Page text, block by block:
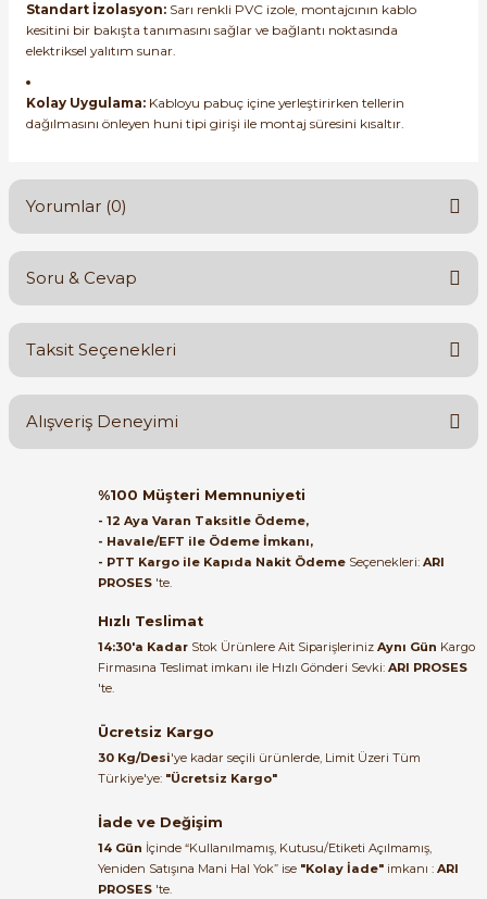
Standart İzolasyon: Sarı renkli PVC izole, montajcının kablo
kesitini bir bakışta tanımasını sağlar ve bağlantı noktasında
elektriksel yalıtım sunar.
Kolay Uygulama: Kabloyu pabuç içine yerleştirirken tellerin
dağılmasını önleyen huni tipi girişi ile montaj süresini kısaltır.
Yorumlar (0)
Bu ürüne ilk yorumu siz yapın!
Soru & Cevap
Ürün hakkında henüz soru sorulmamış.
Taksit Seçenekleri
Alışveriş Deneyimi
Orijinal kutusuyla ertesi gün
ulaştı elimize. Teşekkürler.
B... A... | 27/06/2026
bundan mehmet bey ilgi ve
alakası için teşekkür ederim
muhammed demirci |
Ürün elime eksiksiz ve hasarsız
ulaştı. Paketleme özenliydi,
Kemal Toktaş | 20/06/2026
%100 Müşteri Memnuniyeti
- 12 Aya Varan Taksitle Ödeme,
- Havale/EFT ile Ödeme İmkanı,
- PTT Kargo ile Kapıda Nakit Ödeme Seçenekleri: ARI
PROSES 'te.
Hızlı Teslimat
14:30'a Kadar Stok Ürünlere Ait Siparişleriniz Aynı Gün Kargo
Firmasına Teslimat imkanı ile Hızlı Gönderi Sevki: ARI PROSES
'te.
Ücretsiz Kargo
30 Kg/Desi'ye kadar seçili ürünlerde, Limit Üzeri Tüm
Türkiye'ye: "Ücretsiz Kargo"
İade ve Değişim
14 Gün İçinde “Kullanılmamış, Kutusu/Etiketi Açılmamış,
Yeniden Satışına Mani Hal Yok” ise "Kolay İade" imkanı : ARI
PROSES 'te.